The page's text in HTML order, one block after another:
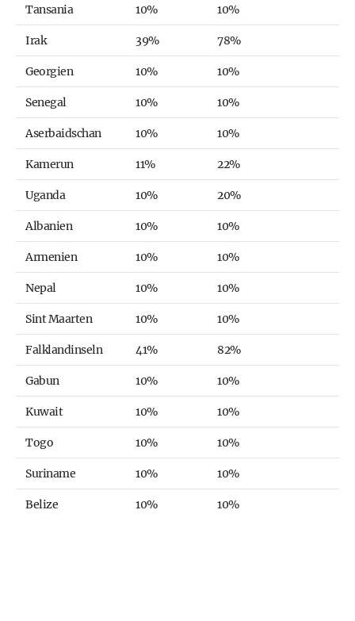
Tansania 10% 10%
Irak 39% 78%
Georgien 10% 10%
Senegal 10% 10%
Aserbaidschan 10% 10%
Kamerun 11% 22%
Uganda 10% 20%
Albanien 10% 10%
Armenien 10% 10%
Nepal 10% 10%
Sint Maarten 10% 10%
Falklandinseln 41% 82%
Gabun 10% 10%
Kuwait 10% 10%
Togo 10% 10%
Suriname 10% 10%
Belize 10% 10%